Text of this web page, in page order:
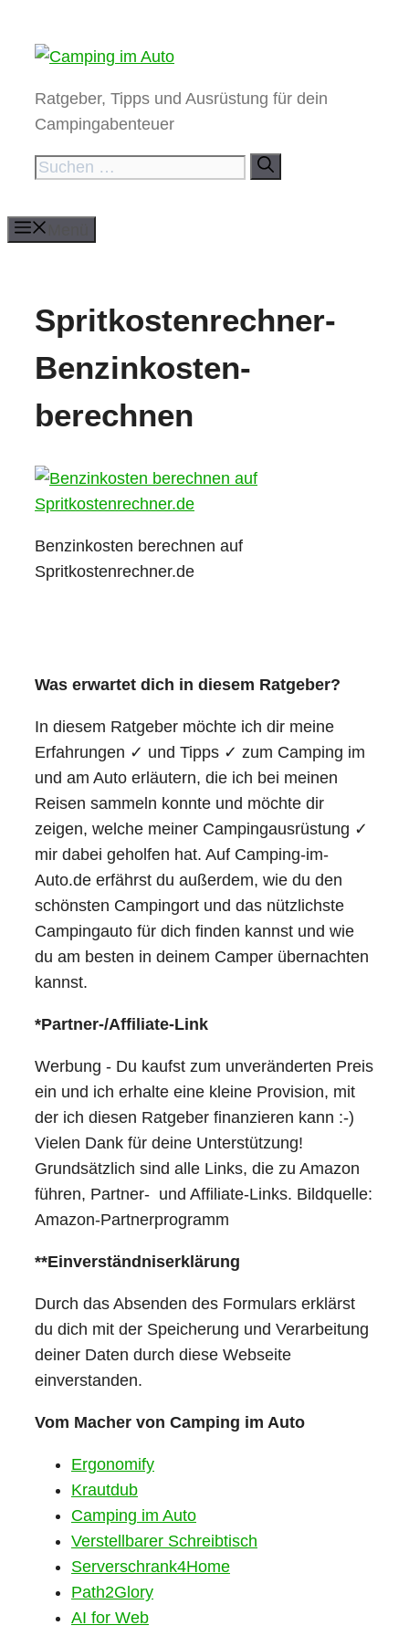
Inhalt
Ratgeber, Tipps und Ausrüstung für dein
Campingabenteuer
Suchen
Spritkostenrechner-
Benzinkosten-
berechnen
Benzinkosten berechnen auf
Spritkostenrechner.de
Was erwartet dich in diesem Ratgeber?
In diesem Ratgeber möchte ich dir meine
Erfahrungen ✓ und Tipps ✓ zum Camping im
und am Auto erläutern, die ich bei meinen
Reisen sammeln konnte und möchte dir
zeigen, welche meiner Campingausrüstung ✓
mir dabei geholfen hat. Auf Camping-im-
Auto.de erfährst du außerdem, wie du den
schönsten Campingort und das nützlichste
Campingauto für dich finden kannst und wie
du am besten in deinem Camper übernachten
kannst.
*Partner-/Affiliate-Link
Werbung - Du kaufst zum unveränderten Preis
ein und ich erhalte eine kleine Provision, mit
der ich diesen Ratgeber finanzieren kann :-)
Vielen Dank für deine Unterstützung!
Grundsätzlich sind alle Links, die zu Amazon
führen, Partner- und Affiliate-Links. Bildquelle:
Amazon-Partnerprogramm
**Einverständniserklärung
Durch das Absenden des Formulars erklärst
du dich mit der Speicherung und Verarbeitung
deiner Daten durch diese Webseite
einverstanden.
Vom Macher von Camping im Auto
Ergonomify
Krautdub
Camping im Auto
Verstellbarer Schreibtisch
Serverschrank4Home
Path2Glory
AI for Web